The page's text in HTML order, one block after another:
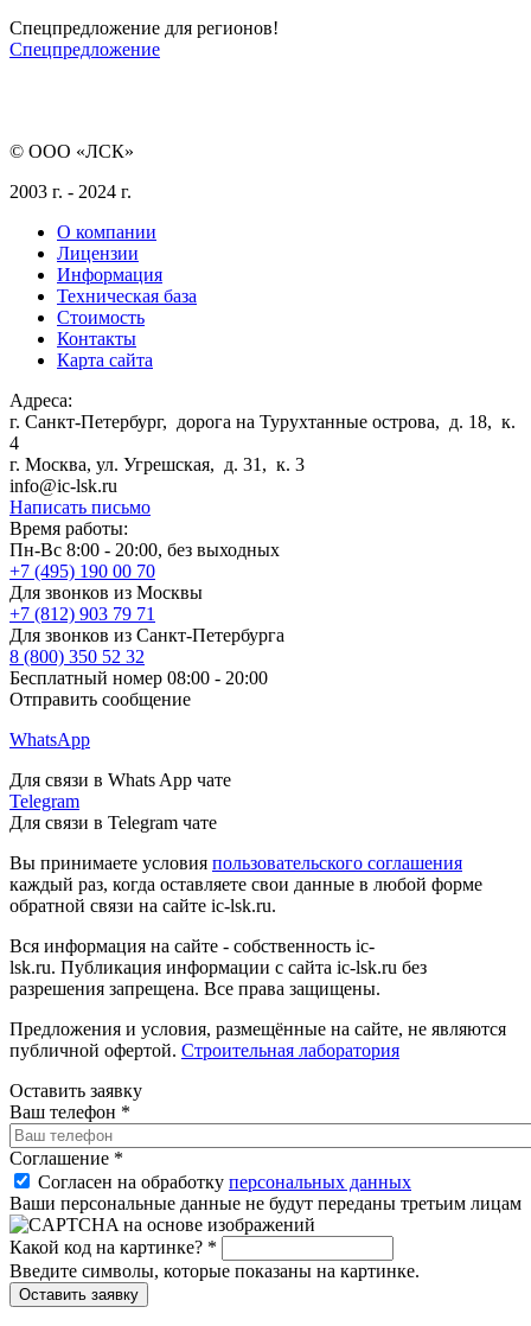
Спецпредложение для регионов!
Спецпредложение
© ООО «ЛСК»
2003 г. - 2024 г.
О компании
Лицензии
Информация
Техническая база
Стоимость
Контакты
Карта сайта
Адреса:
г. Санкт-Петербург, дорога на Турухтанные острова, д. 18, к.
4
г. Москва, ул. Угрешская, д. 31, к. 3
info@ic-lsk.ru
Написать письмо
Время работы:
Пн-Вс 8:00 - 20:00, без выходных
+7 (495) 190 00 70
Для звонков из Москвы
+7 (812) 903 79 71
Для звонков из Санкт-Петербурга
8 (800) 350 52 32
Бесплатный номер 08:00 - 20:00
Отправить сообщение
WhatsApp
Для связи в Whats App чате
Telegram
Для связи в Telegram чате
Вы принимаете условия пользовательского соглашения
каждый раз, когда оставляете свои данные в любой форме
обратной связи на сайте ic-lsk.ru.
Вся информация на сайте - собственность ic-
lsk.ru. Публикация информации с сайта ic-lsk.ru без
разрешения запрещена. Все права защищены.
Предложения и условия, размещённые на сайте, не являются
публичной офертой. Строительная лаборатория
Оставить заявку
Ваш телефон *
Соглашение *
Согласен на обработку персональных данных
Ваши персональные данные не будут переданы третьим лицам
Какой код на картинке? *
Введите символы, которые показаны на картинке.